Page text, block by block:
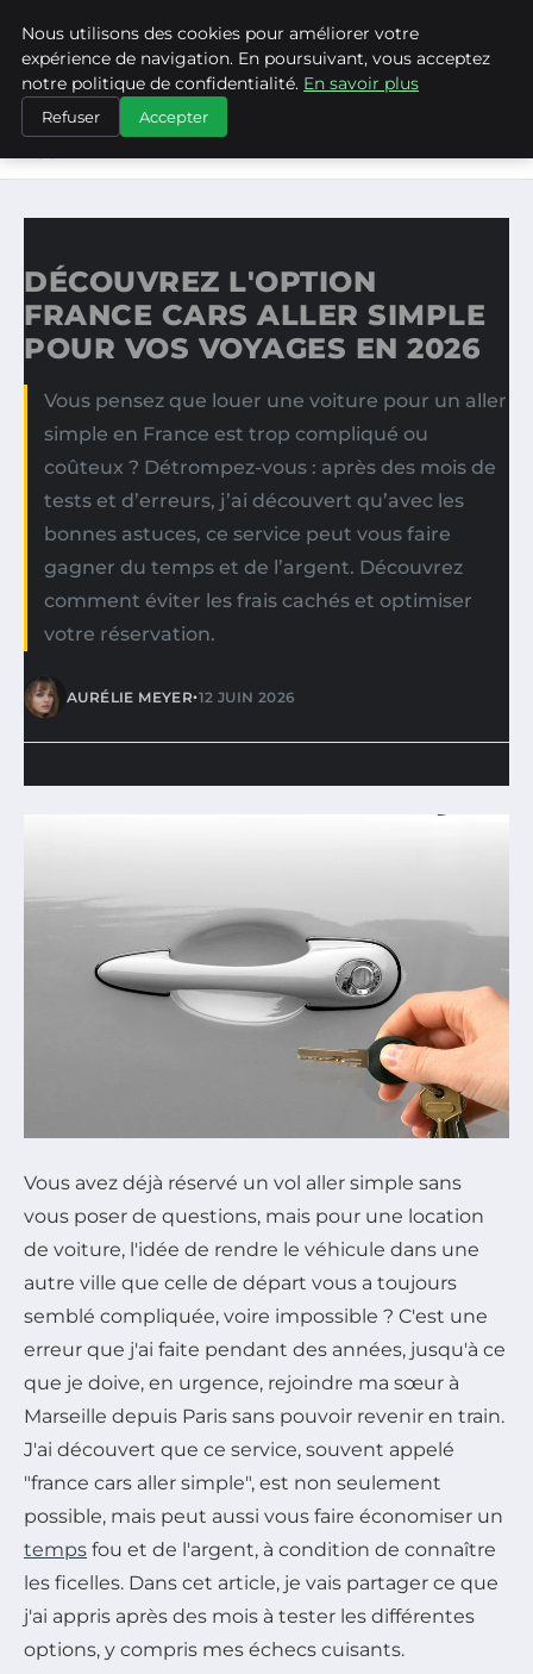
ASVPP
ACCUEIL
DÉCOUVREZ L'OPTION FRANCE CARS ALLER SIMPLE POUR
DÉCOUVREZ L'OPTION
FRANCE CARS ALLER SIMPLE
POUR VOS VOYAGES EN 2026
Vous pensez que louer une voiture pour un aller
simple en France est trop compliqué ou
coûteux ? Détrompez-vous : après des mois de
tests et d’erreurs, j’ai découvert qu’avec les
bonnes astuces, ce service peut vous faire
gagner du temps et de l’argent. Découvrez
comment éviter les frais cachés et optimiser
votre réservation.
AURÉLIE MEYER•12 JUIN 2026
Vous avez déjà réservé un vol aller simple sans
vous poser de questions, mais pour une location
de voiture, l'idée de rendre le véhicule dans une
autre ville que celle de départ vous a toujours
semblé compliquée, voire impossible ? C'est une
erreur que j'ai faite pendant des années, jusqu'à ce
que je doive, en urgence, rejoindre ma sœur à
Marseille depuis Paris sans pouvoir revenir en train.
J'ai découvert que ce service, souvent appelé
"france cars aller simple", est non seulement
possible, mais peut aussi vous faire économiser un
temps fou et de l'argent, à condition de connaître
les ficelles. Dans cet article, je vais partager ce que
j'ai appris après des mois à tester les différentes
options, y compris mes échecs cuisants.
Nous utilisons des cookies pour améliorer votre
expérience de navigation. En poursuivant, vous acceptez
notre politique de confidentialité. En savoir plus
Refuser Accepter